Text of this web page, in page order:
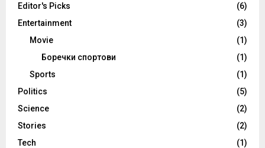
Editor's Picks
(6)
Entertainment
(3)
Movie
(1)
Боречки спортови
(1)
Sports
(1)
Politics
(5)
Science
(2)
Stories
(2)
Tech
(1)